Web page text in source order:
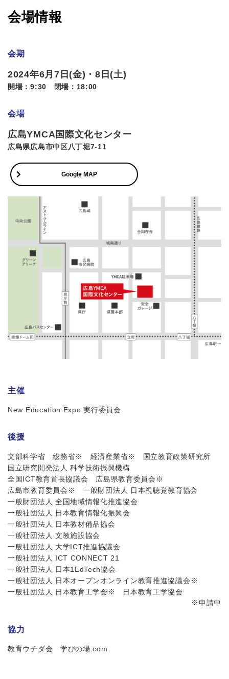
会場情報
会期
2024年6月7日(金)・8日(土)
開場：9:30 閉場：18:00
会場
広島YMCA国際文化センター
広島県広島市中区八丁堀7-11
Google MAP
主催
New Education Expo 実行委員会
後援
文部科学省総務省※ 経済産業省※
国立教育政策研究所
国立研究開発法人 科学技術振興機構
全国ICT教育首長協議会 広島県教育委員会※
広島市教育委員会※ 一般財団法人 日本視聴覚教育協会
一般財団法人 全国地域情報化推進協会
一般社団法人 日本教育情報化振興会
一般社団法人 日本教材備品協会
一般社団法人 文教施設協会
一般社団法人 大学ICT推進協議会
一般社団法人 ICT CONNECT 21
一般社団法人 日本1EdTech協会
一般社団法人 日本オープンオンライン教育推進協議会※
一般社団法人 日本教育工学会※
日本教育工学協会
※申請中
協力
教育ウチダ会 学びの場.com